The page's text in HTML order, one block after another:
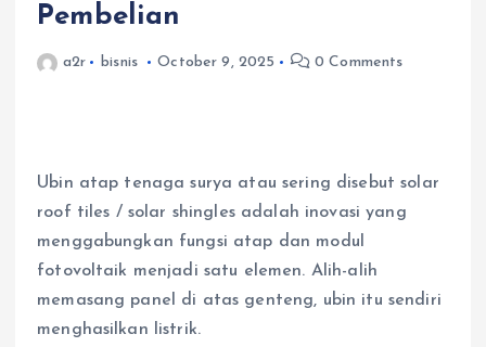
Pembelian
a2r bisnis October 9, 2025 0 Comments
Ubin atap tenaga surya atau sering disebut solar
roof tiles / solar shingles adalah inovasi yang
menggabungkan fungsi atap dan modul
fotovoltaik menjadi satu elemen. Alih-alih
memasang panel di atas genteng, ubin itu sendiri
menghasilkan listrik.